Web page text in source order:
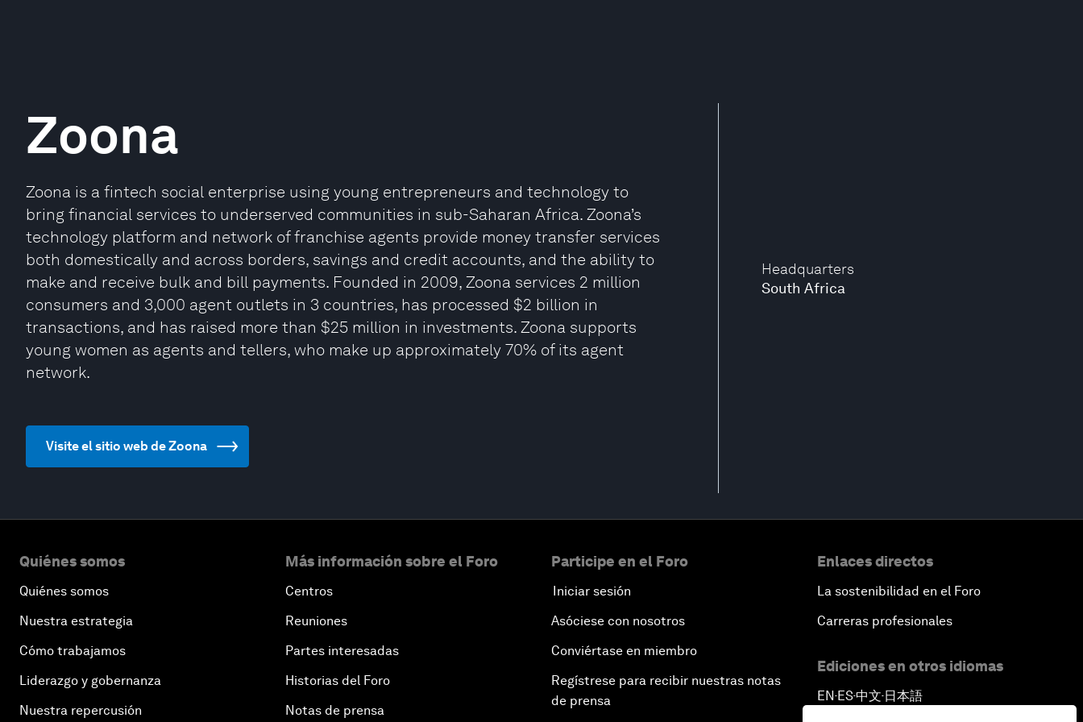
Headquarters
South Africa
Zoona
Zoona is a fintech social enterprise using young entrepreneurs and technology to
bring financial services to underserved communities in sub-Saharan Africa. Zoona’s
technology platform and network of franchise agents provide money transfer services
both domestically and across borders, savings and credit accounts, and the ability to
make and receive bulk and bill payments. Founded in 2009, Zoona services 2 million
consumers and 3,000 agent outlets in 3 countries, has processed $2 billion in
transactions, and has raised more than $25 million in investments. Zoona supports
young women as agents and tellers, who make up approximately 70% of its agent
network.
Visite el sitio web de Zoona
Quiénes somos
Quiénes somos
Nuestra estrategia
Cómo trabajamos
Liderazgo y gobernanza
Nuestra repercusión
Más información sobre el Foro
Centros
Reuniones
Partes interesadas
Historias del Foro
Notas de prensa
Participe en el Foro
Iniciar sesión
Asóciese con nosotros
Conviértase en miembro
Regístrese para recibir nuestras notas
de prensa
Enlaces directos
La sostenibilidad en el Foro
Carreras profesionales
Ediciones en otros idiomas
EN ▪ES▪中文▪ 日本語